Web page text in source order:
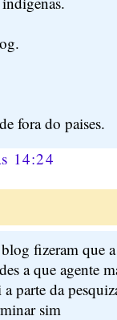
fora do paises.
14:24
fizeram que a
a que agente
parte da
sim